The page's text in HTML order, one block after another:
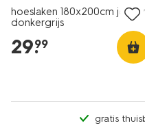
hoeslaken 180x200cm jersey
donkergrijs
29.
99
gratis